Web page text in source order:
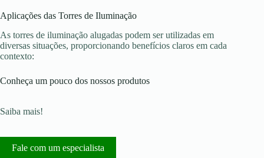
Aplicações das Torres de Iluminação
As torres de iluminação alugadas podem ser utilizadas em
diversas situações, proporcionando benefícios claros em cada
contexto:
Conheça um pouco dos nossos produtos
Saiba mais!
Fale com um especialista